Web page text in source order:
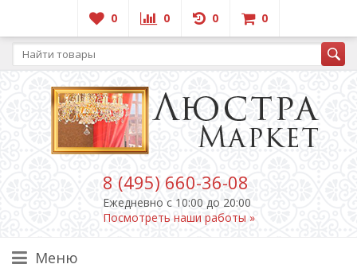
0 0 0 0
8 (495) 660-36-08
Ежедневно c 10:00 до 20:00
Посмотреть наши работы »
Меню